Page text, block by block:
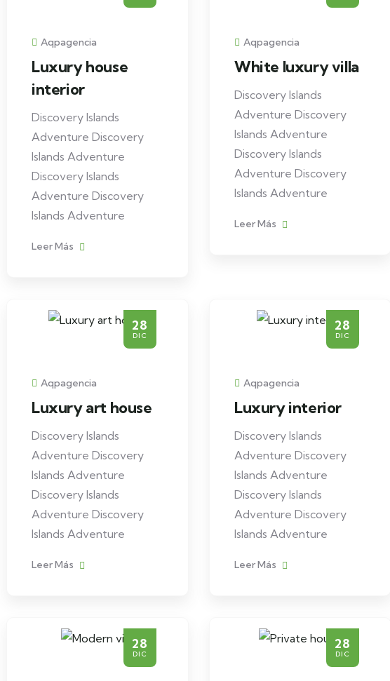
Aqpagencia
Luxury house
interior
Discovery Islands
Adventure Discovery
Islands Adventure
Discovery Islands
Adventure Discovery
Islands Adventure
Leer Más
Aqpagencia
White luxury villa
Discovery Islands
Adventure Discovery
Islands Adventure
Discovery Islands
Adventure Discovery
Islands Adventure
Leer Más
28
DIC
Aqpagencia
Luxury art house
Discovery Islands
Adventure Discovery
Islands Adventure
Discovery Islands
Adventure Discovery
Islands Adventure
Leer Más
28
DIC
Aqpagencia
Luxury interior
Discovery Islands
Adventure Discovery
Islands Adventure
Discovery Islands
Adventure Discovery
Islands Adventure
Leer Más
28
DIC
28
DIC